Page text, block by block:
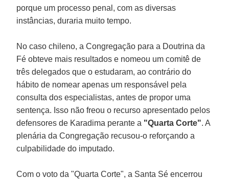
porque um processo penal, com as diversas
instâncias, duraria muito tempo.
No caso chileno, a Congregação para a Doutrina da
Fé obteve mais resultados e nomeou um comitê de
três delegados que o estudaram, ao contrário do
hábito de nomear apenas um responsável pela
consulta dos especialistas, antes de propor uma
sentença. Isso não freou o recurso apresentado pelos
defensores de Karadima perante a "Quarta Corte". A
plenária da Congregação recusou-o reforçando a
culpabilidade do imputado.
Com o voto da "Quarta Corte", a Santa Sé encerrou